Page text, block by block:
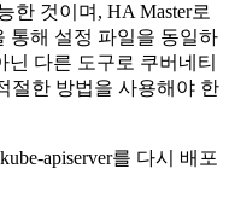
한 것이며, HA Master로
통해 설정 파일을 동일하
닌 다른 도구로 쿠버네티
절한 방법을 사용해야 한
apiserver를 다시 배포